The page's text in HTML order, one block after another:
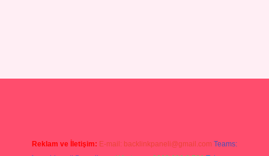
Reklam ve İletişim: E-mail: backlinkpaneli@gmail.com Teams: